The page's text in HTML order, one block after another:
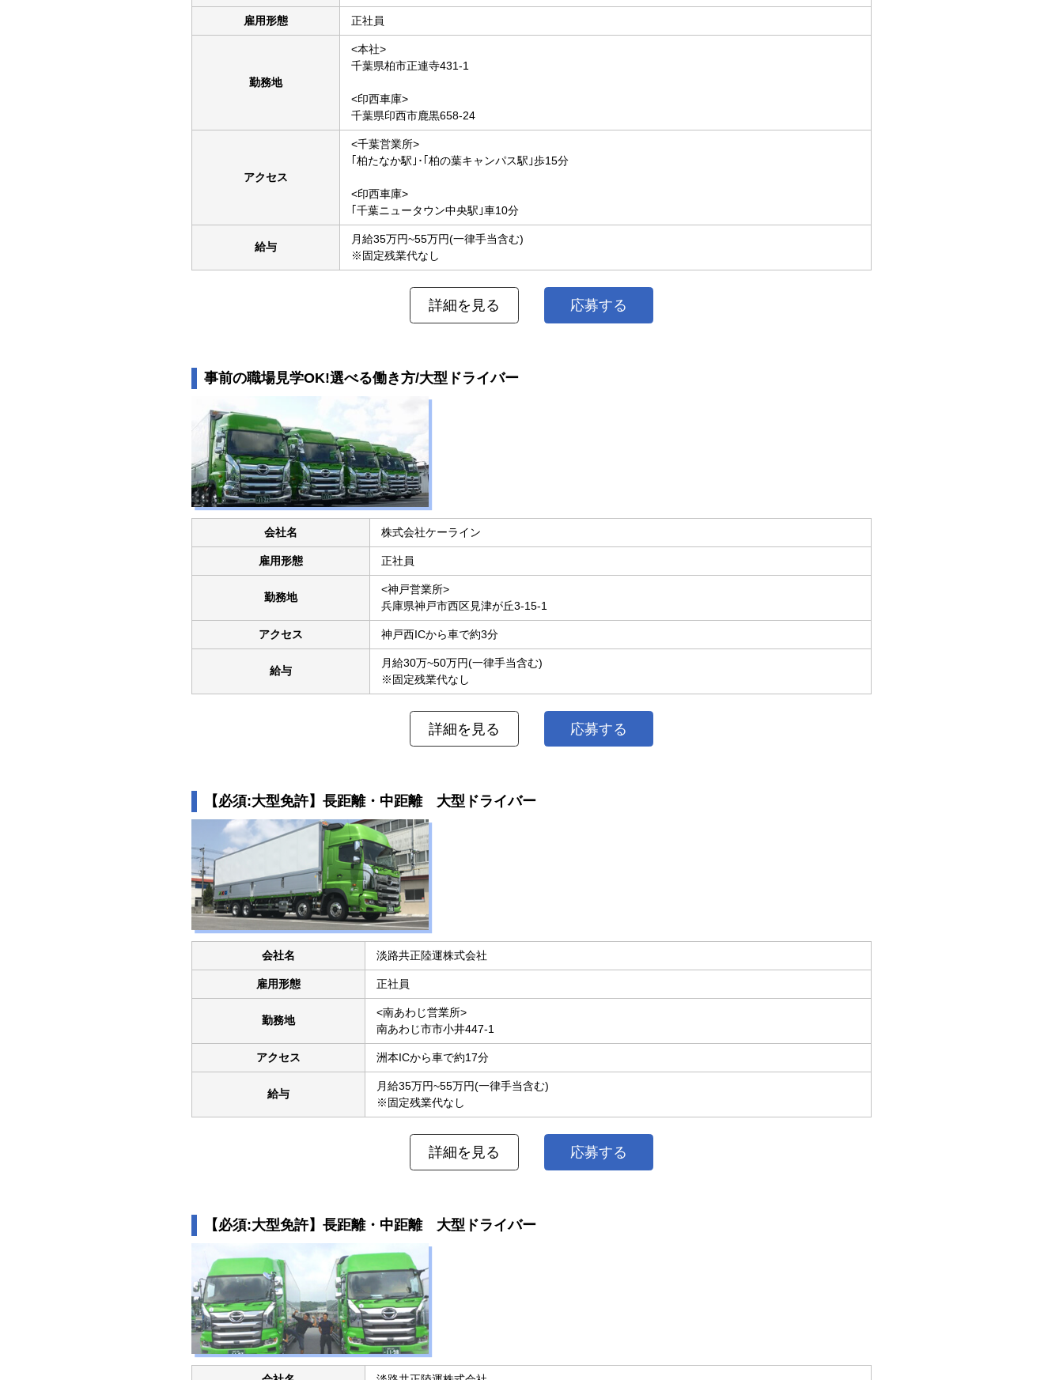
雇用形態 正社員
勤務地
<本社>
千葉県柏市正連寺431-1
<印西車庫>
千葉県印西市鹿黒658-24
アクセス
<千葉営業所>
｢柏たなか駅｣･｢柏の葉キャンパス駅｣歩15分
<印西車庫>
｢千葉ニュータウン中央駅｣車10分
給与
月給35万円~55万円(一律手当含む)
※固定残業代なし
詳細を見る 応募する
事前の職場見学OK!選べる働き方/大型ドライバー
会社名 株式会社ケーライン
雇用形態 正社員
勤務地
<神戸営業所>
兵庫県神戸市西区見津が丘3-15-1
アクセス 神戸西ICから車で約3分
給与
月給30万~50万円(一律手当含む)
※固定残業代なし
詳細を見る 応募する
【必須:大型免許】長距離・中距離 大型ドライバー
会社名 淡路共正陸運株式会社
雇用形態 正社員
勤務地
<南あわじ営業所>
南あわじ市市小井447-1
アクセス 洲本ICから車で約17分
給与
月給35万円~55万円(一律手当含む)
※固定残業代なし
詳細を見る 応募する
【必須:大型免許】長距離・中距離 大型ドライバー